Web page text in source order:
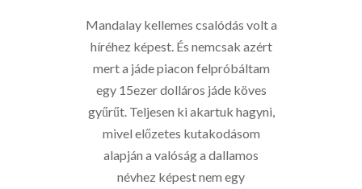
Mandalay kellemes csalódás volt a
híréhez képest. És nemcsak azért
mert a jáde piacon felpróbáltam
egy 15ezer dolláros jáde köves
gyűrűt. Teljesen ki akartuk hagyni,
mivel előzetes kutakodásom
alapján a valóság a dallamos
névhez képest nem egy